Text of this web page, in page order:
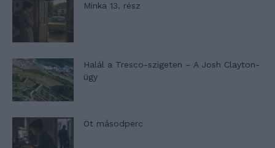
Minka 13. rész
Halál a Tresco-szigeten – A Josh Clayton-
ügy
Öt másodperc